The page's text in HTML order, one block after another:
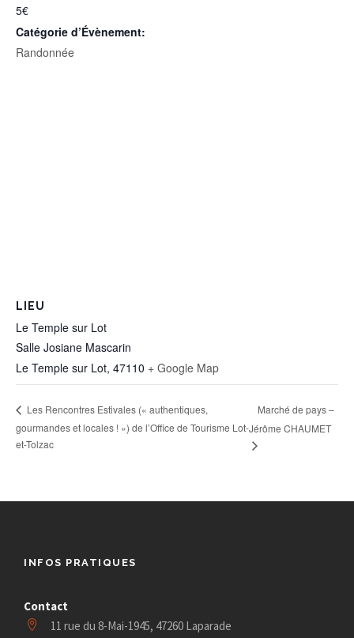
5€
Catégorie d’Évènement:
Randonnée
LIEU
Le Temple sur Lot
Salle Josiane Mascarin
Le Temple sur Lot, 47110 + Google Map
Les Rencontres Estivales (« authentiques,
gourmandes et locales ! ») de l’Office de Tourisme Lot-
et-Tolzac
Marché de pays –
Jérôme CHAUMET
INFOS PRATIQUES
Contact
11 rue du 8-Mai-1945, 47260 Laparade